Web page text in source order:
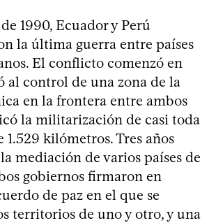
1990, Ecuador y Perú
la última guerra entre países
El conflicto comenzó en
al control de una zona de la
en la frontera entre ambos
la militarización de casi toda
1.529 kilómetros. Tres años
mediación de varios países de
gobiernos firmaron en
de paz en el que se
territorios de uno y otro, y una